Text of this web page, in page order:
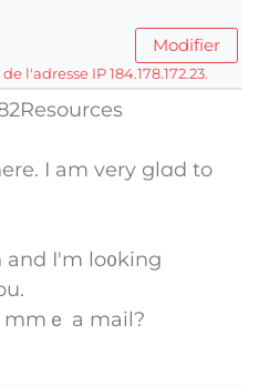
Modifier
l'adresse IP 184.178.172.23.
I am very glɑd to
and I'm lo᧐king
ｅ a mail?